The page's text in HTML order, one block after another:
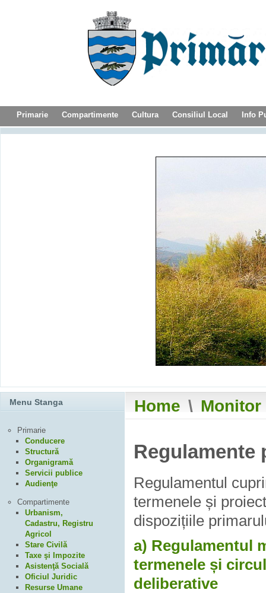
Primarie Compartimente Cultura Consiliul Local Info
Home \
Regulamentul
termenele și
dispozițiile
a) Regulamentul
termenele și
deliberative
Menu Stanga
Primarie
Conducere
Structură
Organigramă
Servicii publice
Audienţe
Compartimente
Urbanism,
Cadastru, Registru
Agricol
Stare Civilă
Taxe şi Impozite
Asistenţă Socială
Oficiul Juridic
Resurse Umane